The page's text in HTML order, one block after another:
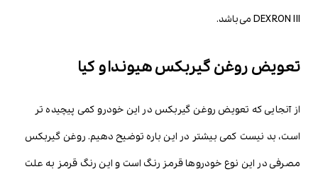
DEXRON III می‌باشد.
تعویض روغن گیربکس هیوندا و کیا
از آنجایی که تعویض روغن گیربکس در این خودرو کمی پیچیده تر
است، بد نیست کمی بیشتر در این باره توضیح دهیم. روغن گیربکس
مصرفی در این نوع خودروها قرمز رنگ است و این رنگ قرمز به علت